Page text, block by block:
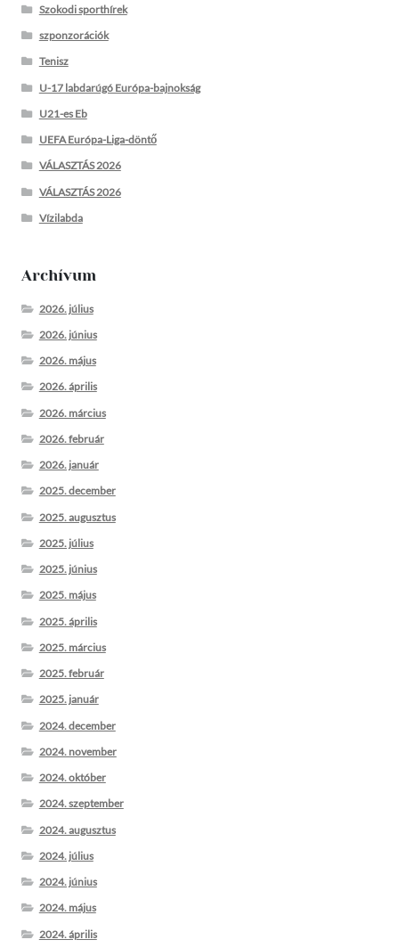
Szokodi sporthírek
szponzorációk
Tenisz
U-17 labdarúgó Európa-bajnokság
U21-es Eb
UEFA Európa-Liga-döntő
VÁLASZTÁS 2026
VÁLASZTÁS 2026
Vízilabda
Archívum
2026. július
2026. június
2026. május
2026. április
2026. március
2026. február
2026. január
2025. december
2025. augusztus
2025. július
2025. június
2025. május
2025. április
2025. március
2025. február
2025. január
2024. december
2024. november
2024. október
2024. szeptember
2024. augusztus
2024. július
2024. június
2024. május
2024. április